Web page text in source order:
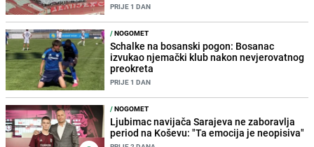
PRIJE 1 DAN
/NOGOMET
Schalke na bosanski pogon: Bosanac
izvukao njemački klub nakon nevjerovatnog
preokreta
PRIJE 1 DAN
/NOGOMET
Ljubimac navijača Sarajeva ne zaboravlja
period na Koševu: "Ta emocija je neopisiva"